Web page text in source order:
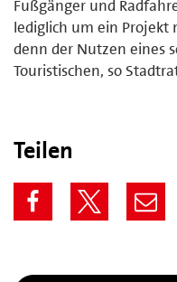
Fußgänger und
lediglich um ein Projekt
denn der Nutzen eines
Touristischen, so
Teilen